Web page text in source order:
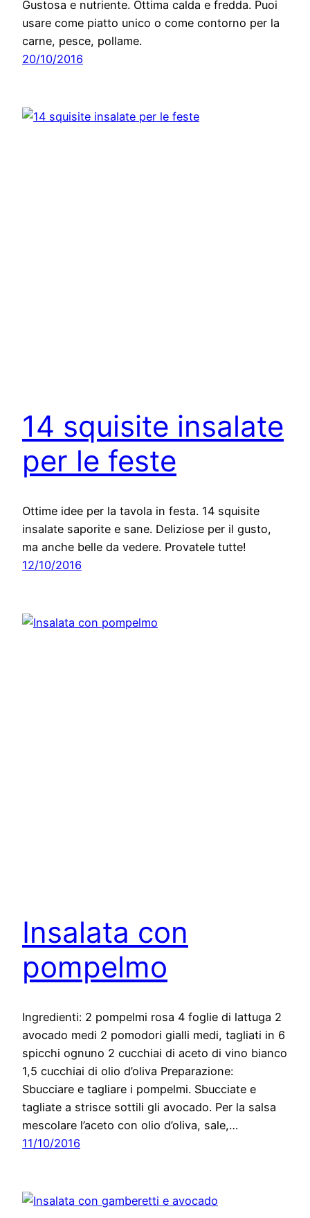
Gustosa e nutriente. Ottima calda e fredda. Puoi
usare come piatto unico o come contorno per la
carne, pesce, pollame.
20/10/2016
14 squisite insalate
per le feste
Ottime idee per la tavola in festa. 14 squisite
insalate saporite e sane. Deliziose per il gusto,
ma anche belle da vedere. Provatele tutte!
12/10/2016
Insalata con
pompelmo
Ingredienti: 2 pompelmi rosa 4 foglie di lattuga 2
avocado medi 2 pomodori gialli medi, tagliati in 6
spicchi ognuno 2 cucchiai di aceto di vino bianco
1,5 cucchiai di olio d’oliva Preparazione:
Sbucciare e tagliare i pompelmi. Sbucciate e
tagliate a strisce sottili gli avocado. Per la salsa
mescolare l’aceto con olio d’oliva, sale,…
11/10/2016